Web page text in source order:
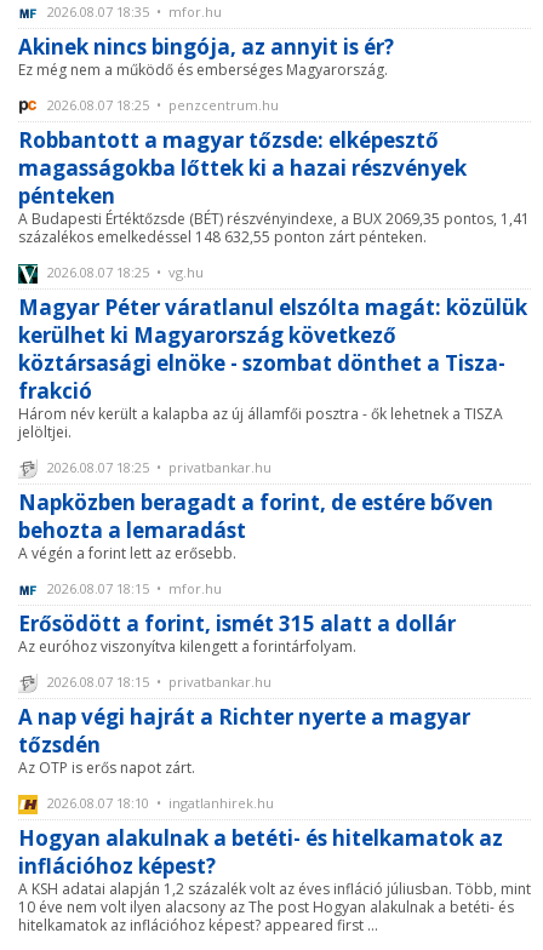
2026.08.07 18:35 • mfor.hu
Akinek nincs bingója, az annyit is ér?
Ez még nem a működő és emberséges Magyarország.
2026.08.07 18:25 • penzcentrum.hu
Robbantott a magyar tőzsde: elképesztő
magasságokba lőttek ki a hazai részvények
pénteken
A Budapesti Értéktőzsde (BÉT) részvényindexe, a BUX 2069,35 pontos, 1,41
százalékos emelkedéssel 148 632,55 ponton zárt pénteken.
2026.08.07 18:25 • vg.hu
Magyar Péter váratlanul elszólta magát: közülük
kerülhet ki Magyarország következő
köztársasági elnöke - szombat dönthet a Tisza-
frakció
Három név került a kalapba az új államfői posztra - ők lehetnek a TISZA
jelöltjei.
2026.08.07 18:25 • privatbankar.hu
Napközben beragadt a forint, de estére bőven
behozta a lemaradást
A végén a forint lett az erősebb.
2026.08.07 18:15 • mfor.hu
Erősödött a forint, ismét 315 alatt a dollár
Az euróhoz viszonyítva kilengett a forintárfolyam.
2026.08.07 18:15 • privatbankar.hu
A nap végi hajrát a Richter nyerte a magyar
tőzsdén
Az OTP is erős napot zárt.
2026.08.07 18:10 • ingatlanhirek.hu
Hogyan alakulnak a betéti- és hitelkamatok az
inflációhoz képest?
A KSH adatai alapján 1,2 százalék volt az éves infláció júliusban. Több, mint
10 éve nem volt ilyen alacsony az The post Hogyan alakulnak a betéti- és
hitelkamatok az inflációhoz képest? appeared first ...